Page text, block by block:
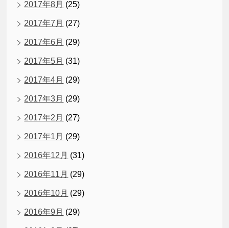
2017年8月 (25)
2017年7月 (27)
2017年6月 (29)
2017年5月 (31)
2017年4月 (29)
2017年3月 (29)
2017年2月 (27)
2017年1月 (29)
2016年12月 (31)
2016年11月 (29)
2016年10月 (29)
2016年9月 (29)